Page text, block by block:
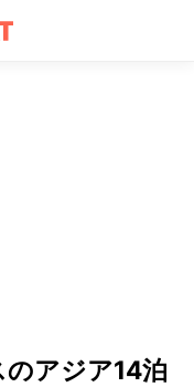
アジア14泊